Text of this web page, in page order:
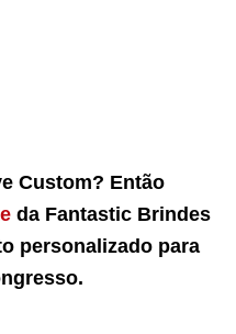
Custom? Então
da Fantastic Brindes
personalizado para